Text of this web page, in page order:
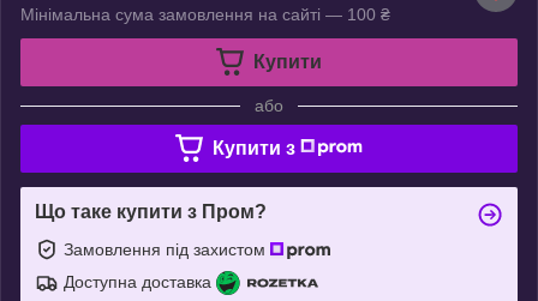
Мінімальна сума замовлення на сайті — 100 ₴
Купити
або
Купити з
Що таке купити з Пром?
Замовлення під захистом
Доступна доставка